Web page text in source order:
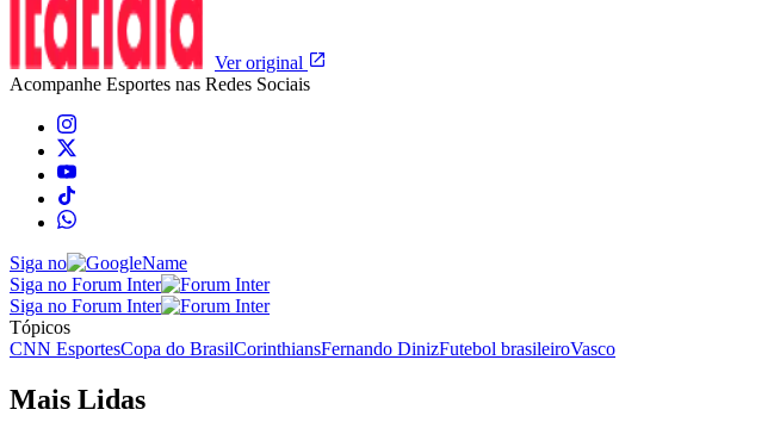
Ver original
Acompanhe Esportes nas Redes Sociais
Siga no
Siga no Forum Inter
Siga no Forum Inter
Tópicos
CNN EsportesCopa do BrasilCorinthiansFernando DinizFutebol brasileiroVasco
Mais Lidas